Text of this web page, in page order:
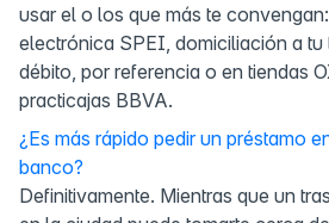
usar el o los que más te
electrónica SPEI, domiciliación a tu
débito, por referencia o en tiendas
practicajas BBVA.
¿Es más rápido pedir un préstamo
banco?
Definitivamente. Mientras que un